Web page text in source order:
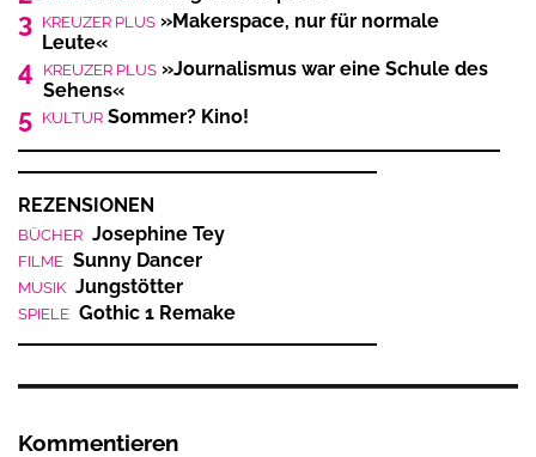
3 KREUZER PLUS »Makerspace, nur für normale
Leute«
4 KREUZER PLUS »Journalismus war eine Schule des
Sehens«
5 KULTUR Sommer? Kino!
REZENSIONEN
BÜCHER Josephine Tey
FILME Sunny Dancer
MUSIK Jungstötter
SPIELE Gothic 1 Remake
Kommentieren